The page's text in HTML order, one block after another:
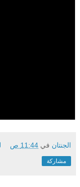
الجنتان في 11:44 ص
مشاركة